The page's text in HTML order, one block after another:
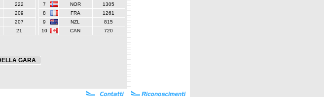
222
209
207
21
7
NOR
1305
8
FRA
1261
9
NZL
815
10
CAN 720
GARA